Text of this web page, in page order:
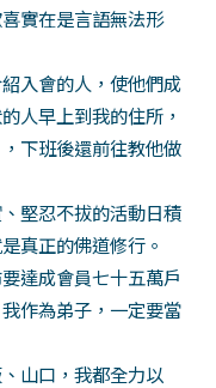
實在是言語無法形
入會的人，使他們成
人早上到我的住所，
下班後還前往教他做
堅忍不拔的活動日積
真正的佛道修行。
達成會員七十五萬戶
作為弟子，一定要當
山口，我都全力以